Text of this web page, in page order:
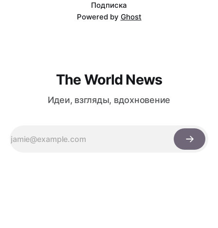
Подписка
Powered by Ghost
The World News
Идеи, взгляды, вдохновение